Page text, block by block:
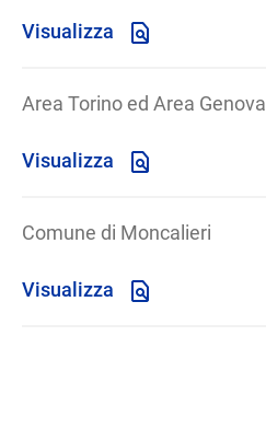
Visualizza
Area Torino ed Area Genova
Visualizza
Comune di Moncalieri
Visualizza